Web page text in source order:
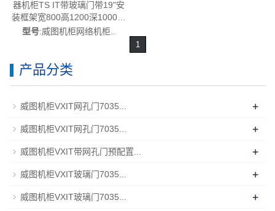
器机柜TS IT带玻璃门带19"安
装框架宽800高1200深1000高
24U-威图空调维修威图风扇
型号:威图机柜网络机柜..
1
产品分类
威图机柜VXIT网孔门7035... +
威图机柜VXIT网孔门7035... +
威图机柜VXIT带网孔门预配置... +
威图机柜VXIT玻璃门7035... +
威图机柜VXIT玻璃门7035... +